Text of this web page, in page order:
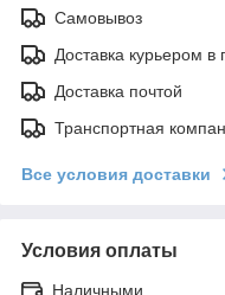
Самовывоз
Доставка курьером в
Доставка почтой
Транспортная
Все условия доставки
Условия оплаты
Наличными